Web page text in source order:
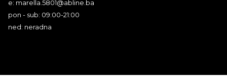
e: marella.5801@abline.ba
pon - sub: 09:00-21:00
ned: neradna